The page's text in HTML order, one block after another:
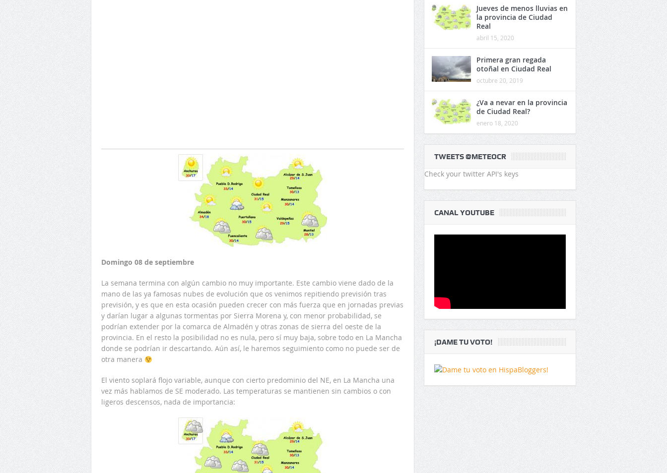
Domingo 08 de septiembre
La semana termina con algún cambio no muy importante. Este cambio viene dado de la
mano de las ya famosas nubes de evolución que os venimos repitiendo previsión tras
previsión, y es que en esta ocasión pueden crecer con más fuerza que en jornadas previas
y darían lugar a algunas tormentas por Sierra Morena y, con menor probabilidad, se
podrían extender por la comarca de Almadén y otras zonas de sierra del oeste de la
provincia. En el resto la posibilidad no es nula, pero sí muy baja, sobre todo en La Mancha
donde se podrían ir descartando. Aún así, le haremos seguimiento como no puede ser de
otra manera
El viento soplará flojo variable, aunque con cierto predominio del NE, en La Mancha una
vez más hablamos de SE moderado. Las temperaturas se mantienen sin cambios o con
ligeros descensos, nada de importancia:
Jueves de menos lluvias en
la provincia de Ciudad
Real
abril 15, 2020
Primera gran regada
otoñal en Ciudad Real
octubre 20, 2019
¿Va a nevar en la provincia
de Ciudad Real?
enero 18, 2020
TWEETS @METEOCR
Check your twitter API's keys
CANAL YOUTUBE
¡DAME TU VOTO!